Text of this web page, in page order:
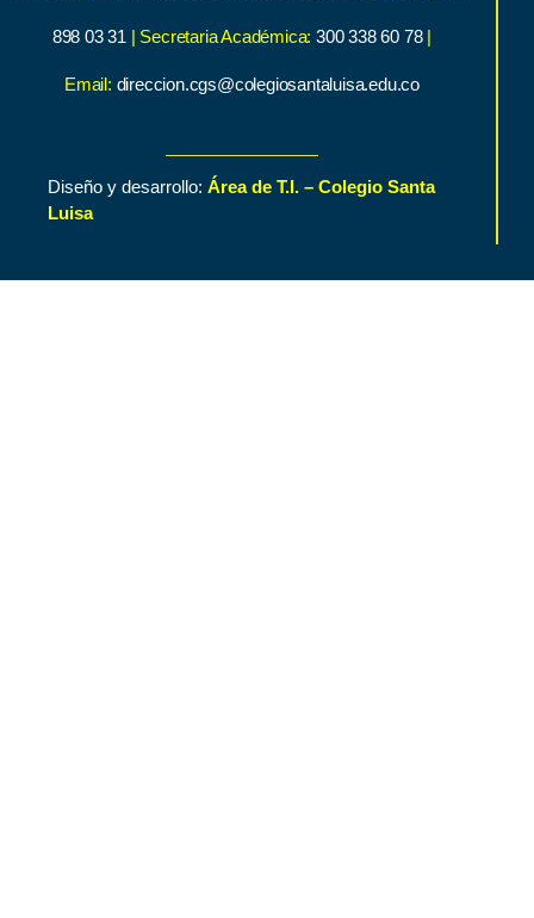
898 03 31 | Secretaria Académica:300 338 60 78 |
Email: direccion.cgs@colegiosantaluisa.edu.co
Diseño y desarrollo: Área de T.I. – Colegio Santa
Luisa